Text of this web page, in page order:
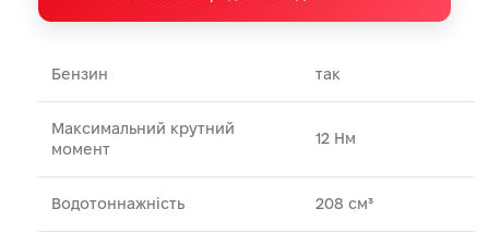
Бензин так
Максимальний крутний
момент
12 Нм
Водотоннажність 208 см³